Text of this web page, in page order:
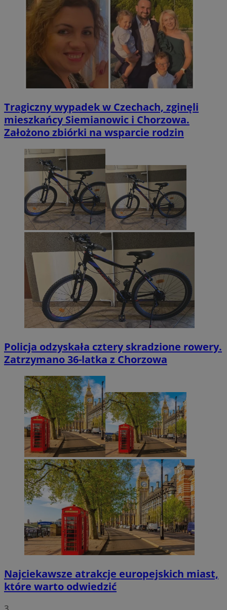
Tragiczny wypadek w Czechach, zginęli
mieszkańcy Siemianowic i Chorzowa.
Założono zbiórki na wsparcie rodzin
Policja odzyskała cztery skradzione rowery.
Zatrzymano 36-latka z Chorzowa
Najciekawsze atrakcje europejskich miast,
które warto odwiedzić